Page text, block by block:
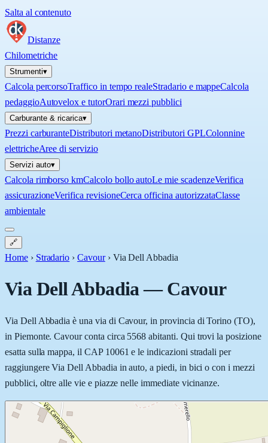
Salta al contenuto
Distanze
Chilometriche
Strumenti▾
Calcola percorsoTraffico in tempo realeStradario e mappeCalcola
pedaggioAutovelox e tutorOrari mezzi pubblici
Carburante & ricarica▾
Prezzi carburanteDistributori metanoDistributori GPLColonnine
elettricheAree di servizio
Servizi auto▾
Calcola rimborso kmCalcolo bollo autoLe mie scadenzeVerifica
assicurazioneVerifica revisioneCerca officina autorizzataClasse
ambientale
🔗
Home › Stradario › Cavour › Via Dell Abbadia
Via Dell Abbadia—Cavour
Via Dell Abbadia è una via di Cavour, in provincia di Torino (TO),
in Piemonte. Cavour conta circa 5568 abitanti. Qui trovi la posizione
esatta sulla mappa, il CAP 10061 e le indicazioni stradali per
raggiungere Via Dell Abbadia in auto, a piedi, in bici o con i mezzi
pubblici, oltre alle vie e piazze nelle immediate vicinanze.